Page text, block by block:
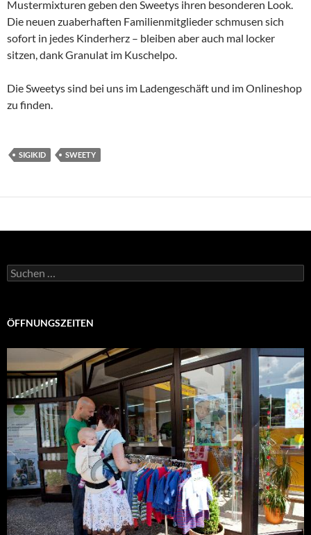
Mustermixturen geben den Sweetys ihren besonderen Look.
Die neuen zuaberhaften Familienmitglieder schmusen sich
sofort in jedes Kinderherz – bleiben aber auch mal locker
sitzen, dank Granulat im Kuschelpo.
Die Sweetys sind bei uns im Ladengeschäft und im Onlineshop
zu finden.
SIGIKID SWEETY
Suchen
nach:
ÖFFNUNGSZEITEN